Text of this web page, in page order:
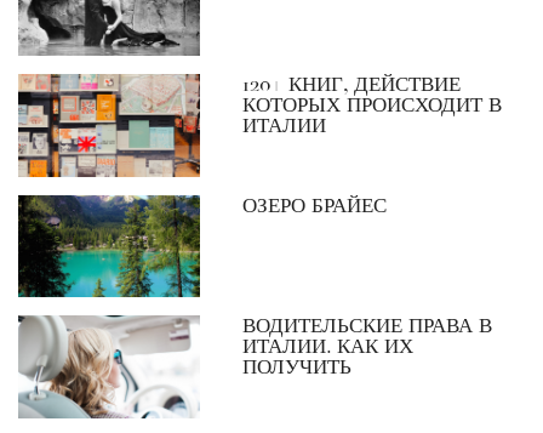
120+ КНИГ, ДЕЙСТВИЕ
КОТОРЫХ ПРОИСХОДИТ В
ИТАЛИИ
ОЗЕРО БРАЙЕС
ВОДИТЕЛЬСКИЕ ПРАВА В
ИТАЛИИ. КАК ИХ
ПОЛУЧИТЬ